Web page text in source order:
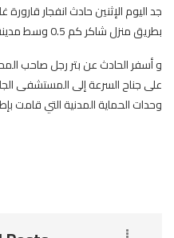
جد اليوم الإثنين حادث انفجار
بطريق منزل شاكر كم 0.5 وسط مدينة صفاقس.
و أسفر الحادث عن بتر رجل صاحب
على جناح السرعة إلى المستشفى
وحدات الحماية المدنية التي قامت